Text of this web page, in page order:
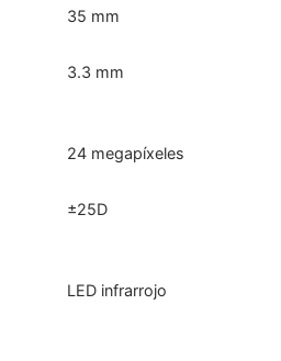
35 mm
3.3 mm
24 megapíxeles
±25D
LED infrarrojo